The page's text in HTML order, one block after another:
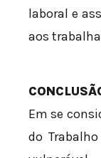
laboral e
aos
Em se
do